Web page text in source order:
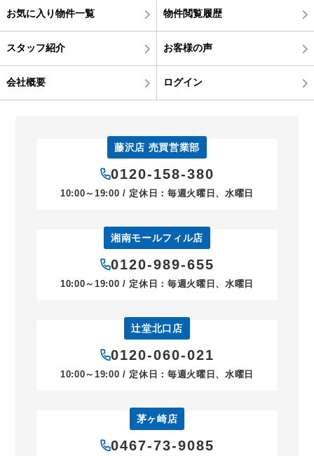
お気に入り物件一覧 物件閲覧履歴
スタッフ紹介 お客様の声
会社概要 ログイン
藤沢店 売買営業部
0120-158-380
10:00～19:00 / 定休日：毎週火曜日、水曜日
湘南モールフィル店
0120-989-655
10:00～19:00 / 定休日：毎週火曜日、水曜日
辻堂北口店
0120-060-021
10:00～19:00 / 定休日：毎週火曜日、水曜日
茅ヶ崎店
0467-73-9085